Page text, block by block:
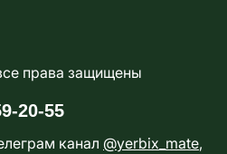
права защищены
20-55
канал @yerbix_mate,